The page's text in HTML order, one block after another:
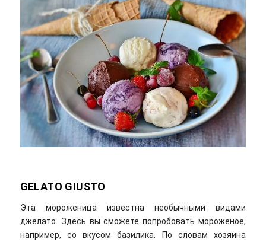
GELATO GIUSTO
Эта мороженица известна необычными видами
джелато. Здесь вы сможете попробовать мороженое,
например, со вкусом базилика. По словам хозяина